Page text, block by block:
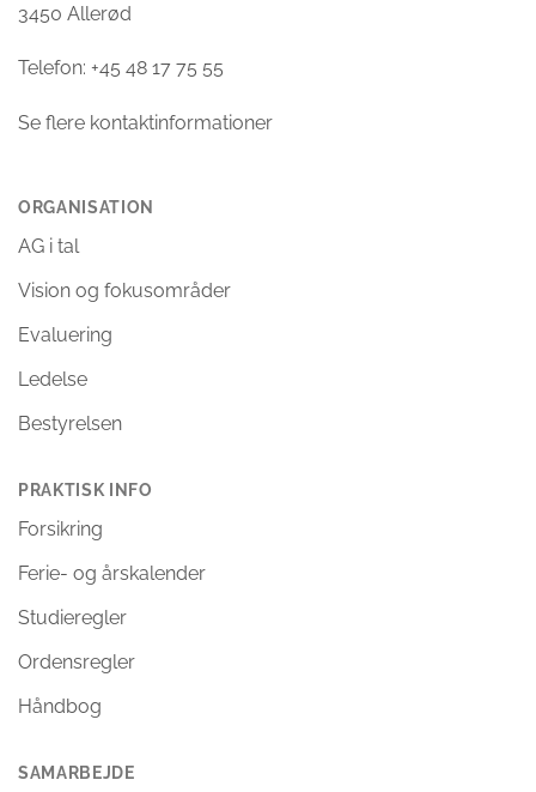
3450 Allerød
Telefon: +45 48 17 75 55
Se flere kontaktinformationer
ORGANISATION
AG i tal
Vision og fokusområder
Evaluering
Ledelse
Bestyrelsen
PRAKTISK INFO
Forsikring
Ferie- og årskalender
Studieregler
Ordensregler
Håndbog
SAMARBEJDE